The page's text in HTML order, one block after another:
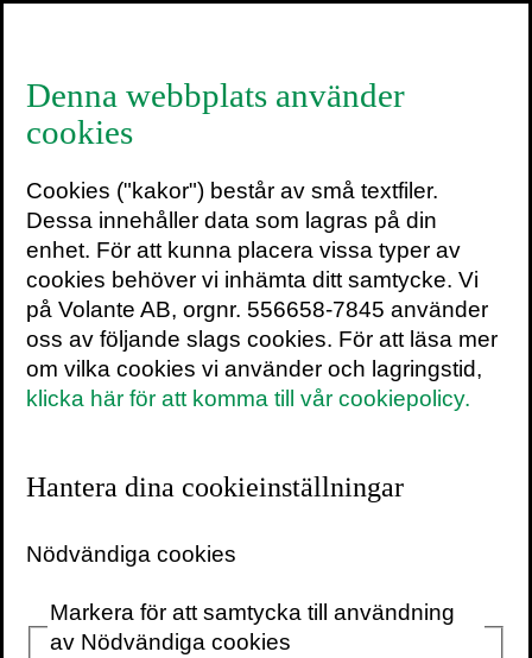
Sverker Sörlin | ”Stad i
ljus”
6 december 2010
Idag publicerar vi Sverker Sörlins kapitel
”Stad i ljus” ur bokenFramtiden är nu.
och regional utvecklings- och tillväxtkraft.
musiklivet, scenkonsten, bildkonsten och
Kapitlet är inte tillgängligt längre.
Denna webbplats använder
cookies
Cookies ("kakor") består av små textfiler.
Dessa innehåller data som lagras på din
enhet. För att kunna placera vissa typer av
cookies behöver vi inhämta ditt samtycke. Vi
på Volante AB, orgnr. 556658-7845 använder
oss av följande slags cookies. För att läsa mer
om vilka cookies vi använder och lagringstid,
klicka här för att komma till vår cookiepolicy.
Hantera dina cookieinställningar
Nödvändiga cookies
Markera för att samtycka till användning
av Nödvändiga cookies